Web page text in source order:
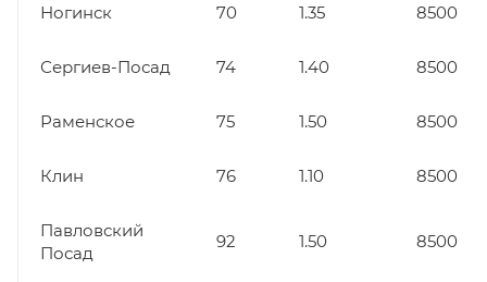
Ногинск 70 1.35 8500
Сергиев-Посад 74 1.40 8500
Раменское 75 1.50 8500
Клин 76 1.10 8500
Павловский
Посад
92 1.50 8500